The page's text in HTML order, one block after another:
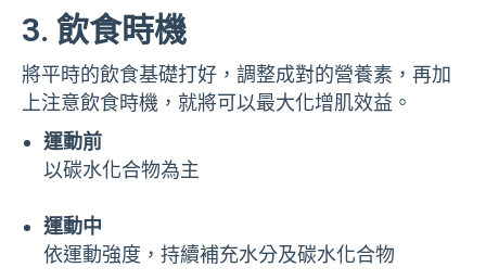
3. 飲食時機
將平時的飲食基礎打好，調整成對的營養素，再加
上注意飲食時機，就將可以最大化增肌效益。
運動前
以碳水化合物為主
運動中
依運動強度，持續補充水分及碳水化合物